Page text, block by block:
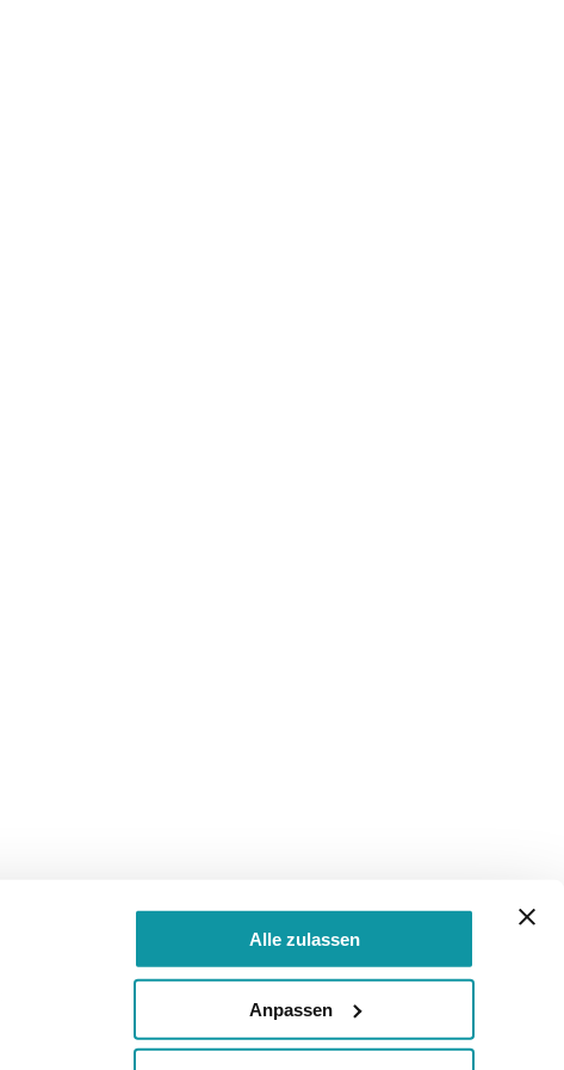
Alle zulassen
Anpassen